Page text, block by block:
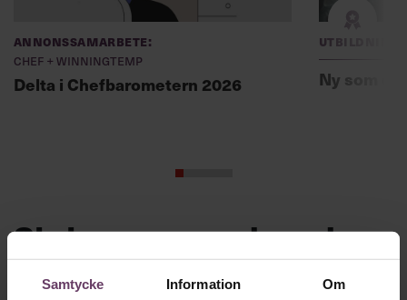
Samtycke Information Om
Annonssamarbete:
Chef + Winningtemp
Delta i Chefbarometern 2026
Utbildning
Ny som
Skriv som en vd med en
app